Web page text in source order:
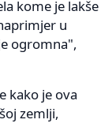
kome je lakše
u
ogromna",
kako je ova
zemlji,